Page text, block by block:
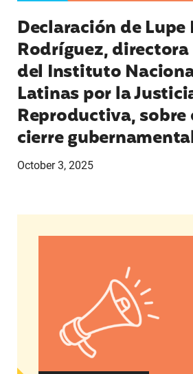
Declaración de Lupe
Rodríguez,
del Instituto
Latinas por la
Reproductiva, sobre
cierre
October 3, 2025
Declaración de Ann Marie